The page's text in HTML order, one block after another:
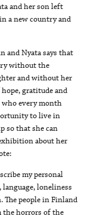
and her son left
a new country and
and Nyata says that
without the
and without her
gratitude and
who every month
to live in
so that she can
about her
my personal
loneliness
The people in Finland
the horrors of the